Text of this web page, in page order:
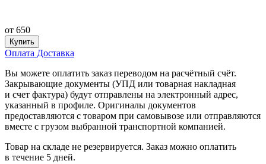
от 650
Купить
Оплата Доставка
Вы можете оплатить заказ переводом на расчётный счёт.
Закрывающие документы (УПД или товарная накладная
и счет фактура) будут отправлены на электронный адрес,
указанный в профиле. Оригиналы документов
предоставляются с товаром при самовывозе или отправляются
вместе с грузом выбранной транспортной компанией.
Товар на складе не резервируется. Заказ можно оплатить
в течение 5 дней.